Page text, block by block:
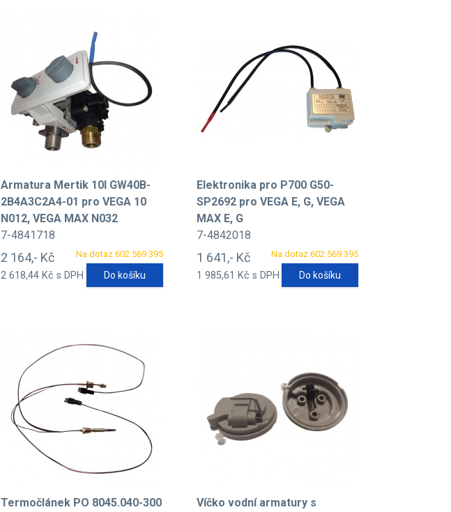
Armatura Mertik 10l GW40B-
2B4A3C2A4-01 pro VEGA 10
N012, VEGA MAX N032
7-4841718
Na dotaz 602 569 395
2 164,- Kč
2 618,44 Kč s DPH Do košíku
Elektronika pro P700 G50-
SP2692 pro VEGA E, G, VEGA
MAX E, G
7-4842018
Na dotaz 602 569 395
1 641,- Kč
1 985,61 Kč s DPH Do košíku
Termočlánek PO 8045.040-300
Víčko vodní armatury s